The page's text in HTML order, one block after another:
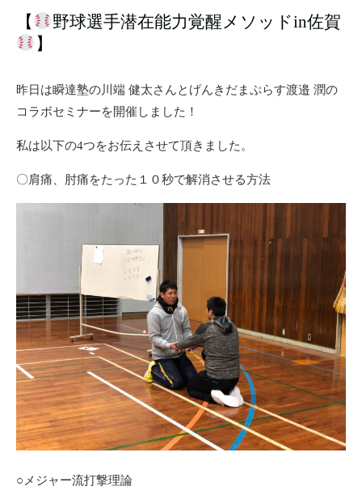
【
野球選手潜在能力覚醒メソッドin佐賀
】
昨日は瞬達塾の川端 健太さんとげんきだまぷらす渡邉 潤の
コラボセミナーを開催しました！
私は以下の4つをお伝えさせて頂きました。
〇肩痛、肘痛をたった１０秒で解消させる方法
○メジャー流打撃理論